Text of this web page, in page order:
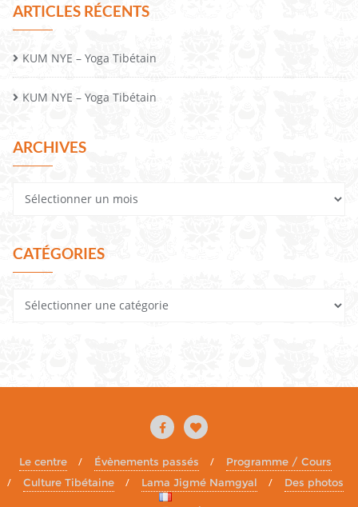
ARTICLES RÉCENTS
KUM NYE – Yoga Tibétain
KUM NYE – Yoga Tibétain
ARCHIVES
CATÉGORIES
Le centre Évènements passés
Programme / Cours
Culture Tibétaine
Lama Jigmé Namgyal Des photos